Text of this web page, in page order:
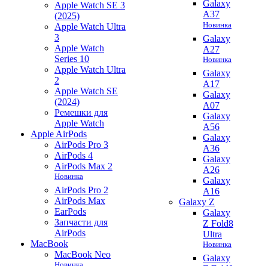
Apple Watch SE 3
(2025)
Apple Watch Ultra
3
Apple Watch
Series 10
Apple Watch Ultra
2
Apple Watch SE
(2024)
Ремешки для
Apple Watch
Apple AirPods
AirPods Pro 3
AirPods 4
AirPods Max 2
Новинка
AirPods Pro 2
AirPods Max
EarPods
Запчасти для
AirPods
MacBook
MacBook Neo
Galaxy
A37
Новинка
Galaxy
A27
Новинка
Galaxy
A17
Galaxy
A07
Galaxy
A56
Galaxy
A36
Galaxy
A26
Galaxy
A16
Galaxy Z
Galaxy
Z Fold8
Ultra
Новинка
Galaxy